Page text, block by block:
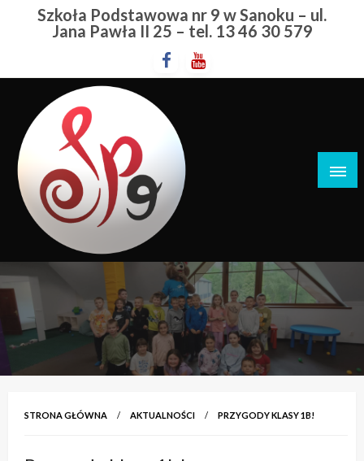
PrzejdźSzkoła Podstawowa nr 9 w Sanoku – ul.
Jana Pawła II 25 – tel. 13 46 30 579
Szkoła Podstawowa nr 9 w Sanoku
STRONA GŁÓWNA AKTUALNOŚCI PRZYGODY KLASY 1B!